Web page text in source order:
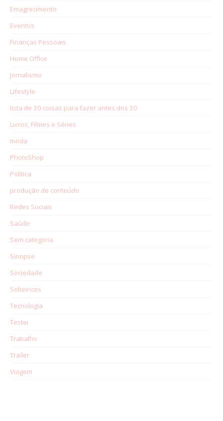
Emagrecimento
Eventos
Finanças Pessoais
Home Office
Jornalismo
Lifestyle
lista de 30 coisas para fazer antes dos 30
Livros, Filmes e Séries
moda
PhotoShop
Política
produção de conteúdo
Redes Sociais
Saúde
Sem categoria
Sinopse
Sociedade
Solteirices
Tecnologia
Testei
Trabalho
Trailer
Viagem